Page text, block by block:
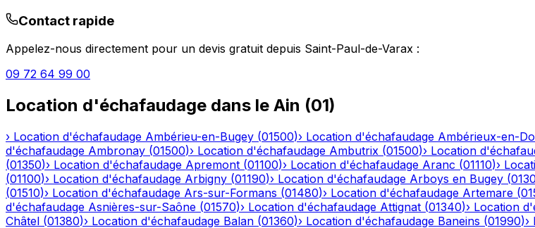
Contact rapide
Appelez-nous directement pour un devis gratuit depuis Saint-Paul-de-Varax :
09 72 64 99 00
Location d'échafaudage dans le Ain (01)
› Location d'échafaudage Ambérieu-en-Bugey (01500)› Location d'échafaudage Ambérieux-en-
d'échafaudage Ambronay (01500)› Location d'échafaudage Ambutrix (01500)› Location
(01350)› Location d'échafaudage Apremont (01100)› Location d'échafaudage Aranc (01110)›
(01100)› Location d'échafaudage Arbigny (01190)› Location d'échafaudage Arboys en Bugey (
(01510)› Location d'échafaudage Ars-sur-Formans (01480)› Location d'échafaudage Artemare (
d'échafaudage Asnières-sur-Saône (01570)› Location d'échafaudage Attignat (01340)› Location
Châtel (01380)› Location d'échafaudage Balan (01360)› Location d'échafaudage Baneins (01990)›